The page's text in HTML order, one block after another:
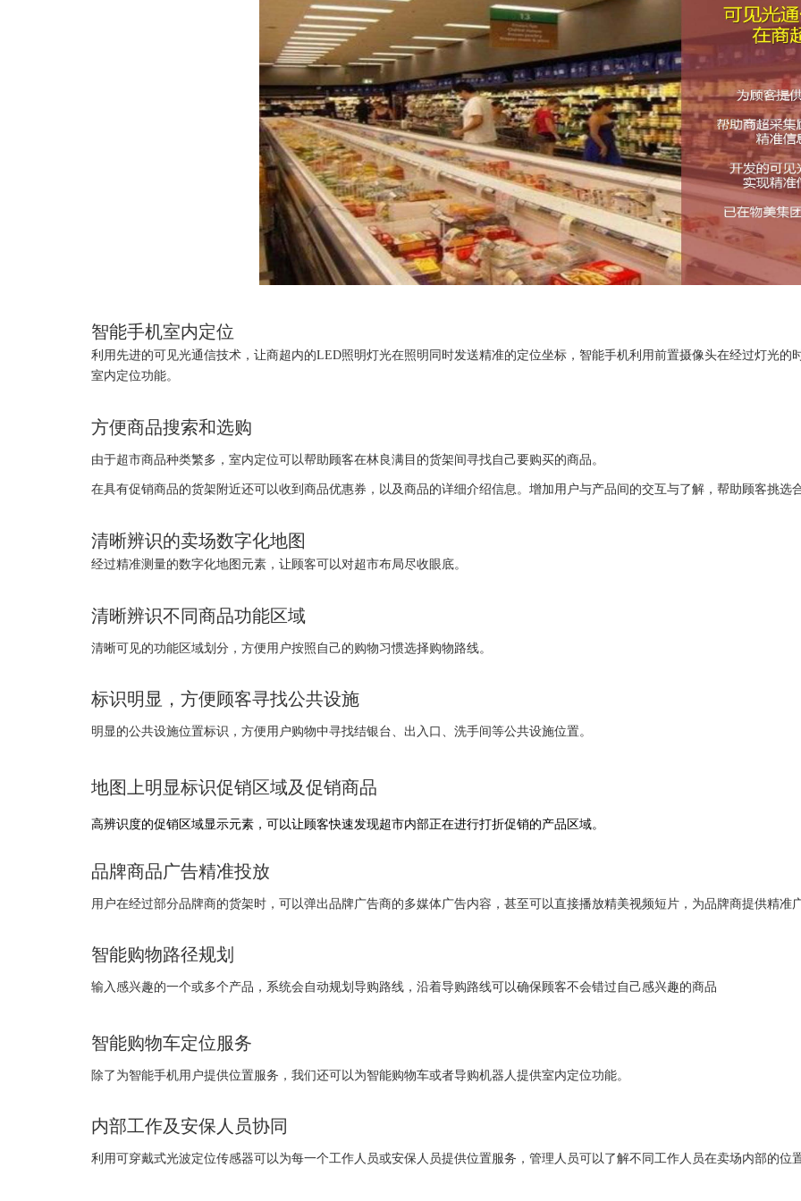
智能手机室内定位
利用先进的可见光通信技术，让商超内的LED照明灯光在照明同时发送精准的定位坐标，智能手机利用前置摄像头在经过灯光的
室内定位功能。
方便商品搜索和选购
由于超市商品种类繁多，室内定位可以帮助顾客在林良满目的货架间寻找自己要购买的商品。
在具有促销商品的货架附近还可以收到商品优惠券，以及商品的详细介绍信息。增加用户与产品间的交互与了解，帮助顾客挑选
清晰辨识的卖场数字化地图
经过精准测量的数字化地图元素，让顾客可以对超市布局尽收眼底。
清晰辨识不同商品功能区域
清晰可见的功能区域划分，方便用户按照自己的购物习惯选择购物路线。
标识明显，方便顾客寻找公共设施
明显的公共设施位置标识，方便用户购物中寻找结银台、出入口、洗手间等公共设施位置。
地图上明显标识促销区域及促销商品
高辨识度的促销区域显示元素，可以让顾客快速发现超市内部正在进行打折促销的产品区域。
品牌商品广告精准投放
用户在经过部分品牌商的货架时，可以弹出品牌广告商的多媒体广告内容，甚至可以直接播放精美视频短片，为品牌商提供精准
智能购物路径规划
输入感兴趣的一个或多个产品，系统会自动规划导购路线，沿着导购路线可以确保顾客不会错过自己感兴趣的商品
智能购物车定位服务
除了为智能手机用户提供位置服务，我们还可以为智能购物车或者导购机器人提供室内定位功能。
内部工作及安保人员协同
利用可穿戴式光波定位传感器可以为每一个工作人员或安保人员提供位置服务，管理人员可以了解不同工作人员在卖场内部的位